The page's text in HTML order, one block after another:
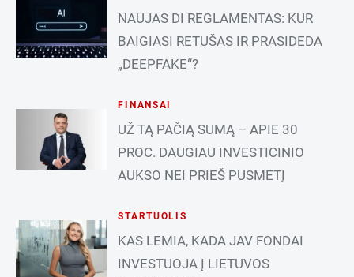
NAUJAS DI REGLAMENTAS: KUR
BAIGIASI RETUŠAS IR PRASIDEDA
„DEEPFAKE“?
FINANSAI
UŽ TĄ PAČIĄ SUMĄ – APIE 30
PROC. DAUGIAU INVESTICINIO
AUKSO NEI PRIEŠ PUSMETĮ
STARTUOLIS
KAS LEMIA, KADA JAV FONDAI
INVESTUOJA Į LIETUVOS